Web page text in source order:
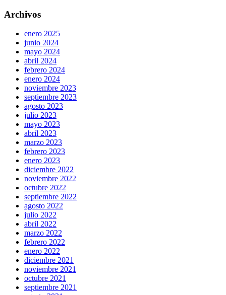
Archivos
enero 2025
junio 2024
mayo 2024
abril 2024
febrero 2024
enero 2024
noviembre 2023
septiembre 2023
agosto 2023
julio 2023
mayo 2023
abril 2023
marzo 2023
febrero 2023
enero 2023
diciembre 2022
noviembre 2022
octubre 2022
septiembre 2022
agosto 2022
julio 2022
abril 2022
marzo 2022
febrero 2022
enero 2022
diciembre 2021
noviembre 2021
octubre 2021
septiembre 2021